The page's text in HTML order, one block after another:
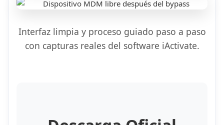
Interfaz limpia y proceso guiado paso a paso
con capturas reales del software iActivate.